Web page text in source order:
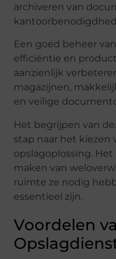
archiveren van
Een goed beheer
efficiëntie en
aanzienlijk
magazijnen,
en veilige
Het begrijpen van
stap naar het kiezen
opslagoplossing.
maken van
ruimte ze nodig
essentieel zijn.
Voordelen